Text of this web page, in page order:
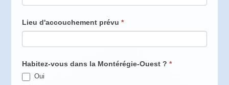
Lieu d'accouchement prévu *
Habitez-vous dans la Montérégie-Ouest ? *
Oui